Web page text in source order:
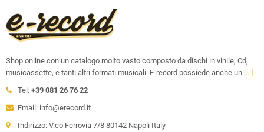
Shop online con un catalogo molto vasto composto da dischi in vinile, Cd,
musicassette, e tanti altri formati musicali. E-record possiede anche un [...]
Tel: +39 081 26 76 22
Email: info@erecord.it
Indirizzo: V.co Ferrovia 7/8 80142 Napoli Italy